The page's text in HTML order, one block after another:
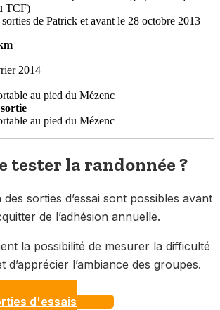
TCF)
de Patrick et avant le 28 octobre 2013
2014
au pied du Mézenc
au pied du Mézenc
tester la randonnée ?
sorties d’essai sont possibles avant
de l’adhésion annuelle.
la possibilité de mesurer la difficulté
d’apprécier l’ambiance des groupes.
d'essais